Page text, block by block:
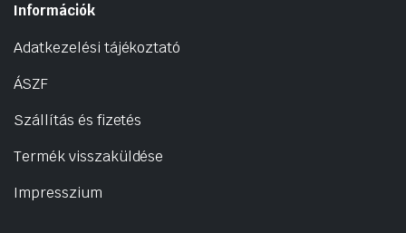
Információk
Adatkezelési tájékoztató
ÁSZF
Szállítás és fizetés
Termék visszaküldése
Impresszium